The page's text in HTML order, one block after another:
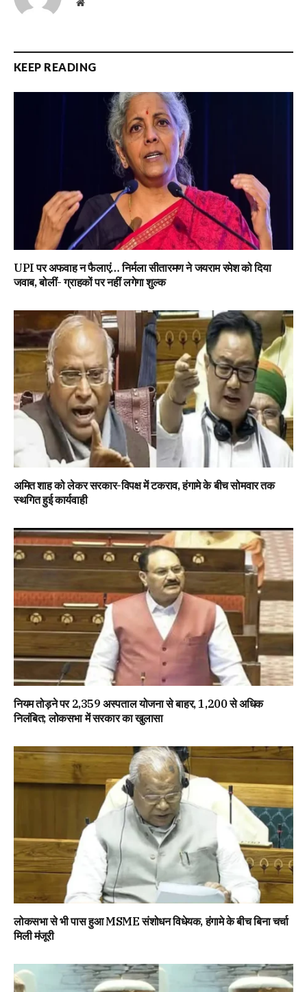
Website
KEEP READING
UPI पर अफवाह न फैलाएं… निर्मला सीतारमण ने जयराम रमेश को दिया
जवाब, बोलीं- ग्राहकों पर नहीं लगेगा शुल्क
अमित शाह को लेकर सरकार-विपक्ष में टकराव, हंगामे के बीच सोमवार तक
स्थगित हुई कार्यवाही
नियम तोड़ने पर 2,359 अस्पताल योजना से बाहर, 1,200 से अधिक
निलंबित; लोकसभा में सरकार का खुलासा
लोकसभा से भी पास हुआ MSME संशोधन विधेयक, हंगामे के बीच बिना चर्चा
मिली मंजूरी